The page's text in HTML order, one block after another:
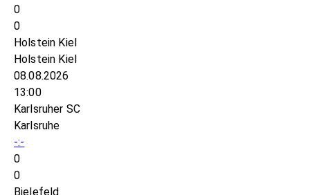
0
0
Holstein Kiel
Holstein Kiel
08.08.2026
13:00
Karlsruher SC
Karlsruhe
-:-
0
0
Bielefeld